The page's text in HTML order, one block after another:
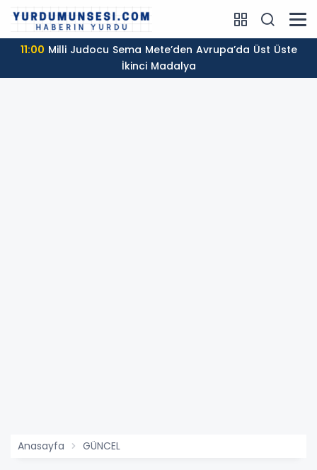
11:00
İkinci Madalya
Anasayfa GÜNCEL